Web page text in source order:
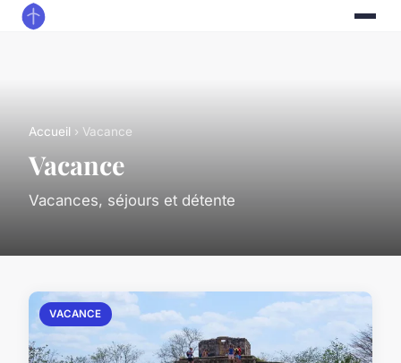
Accueil › Vacance
Vacance
Vacances, séjours et détente
VACANCE